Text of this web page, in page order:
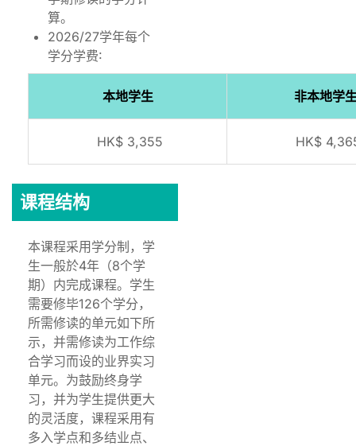
算。
2026/27学年每个
学分学费∶
本地学生 非本地学
HK$ 3,355 HK$
课程结构
本课程采用学分制，学
生一般於4年（8个学
期）内完成课程。学生
需要修毕126个学分，
所需修读的单元如下所
示，并需修读为工作综
合学习而设的业界实习
单元。为鼓励终身学
习，并为学生提供更大
的灵活度，课程采用有
多入学点和多结业点、